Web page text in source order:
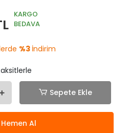
KARGO
BEDAVA
%3 İndirim
Sepete Ekle
Hemen Al